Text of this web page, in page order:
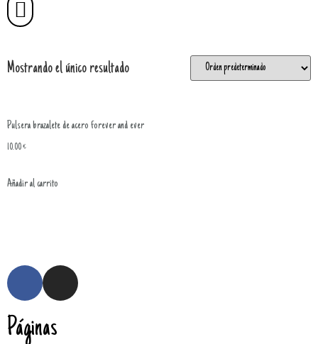
Mostrando el único resultado
Pulsera brazalete de acero forever and ever
10.00€
Añadir al carrito
Páginas